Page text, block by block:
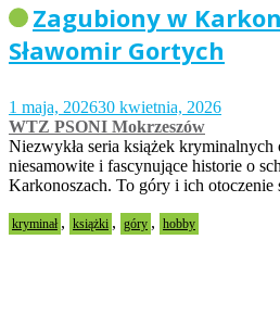
Zagubiony w
Sławomir Gortych
1 maja, 202630 kwietnia, 2026
WTZ PSONI Mokrzeszów
Niezwykła seria książek kryminalnych
niesamowite i fascynujące historie o
Karkonoszach. To góry i ich
kryminał , książki , góry , hobby